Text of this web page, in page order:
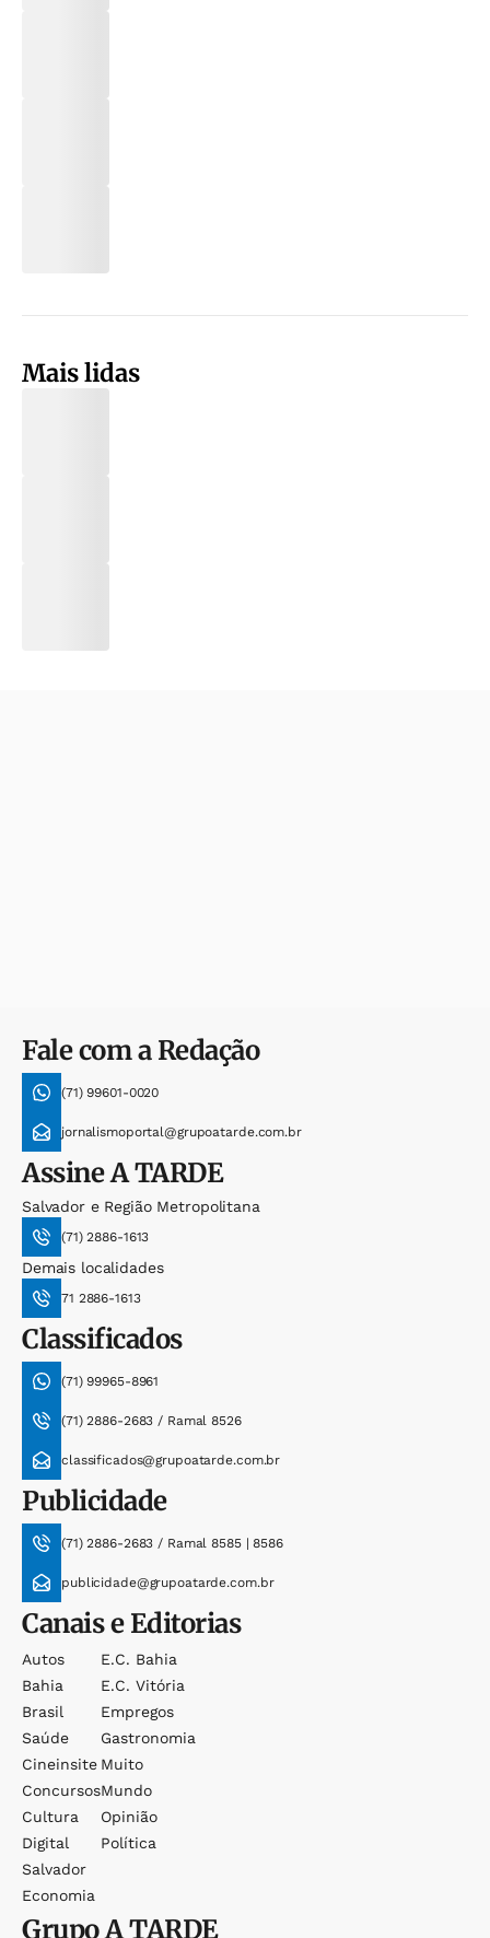
Mais lidas
Fale com a Redação
(71) 99601-0020
jornalismoportal@grupoatarde.com.br
AssineA TARDE
Salvador e Região Metropolitana
(71) 2886-1613
Demais localidades
71 2886-1613
Classificados
(71) 99965-8961
(71) 2886-2683 / Ramal 8526
classificados@grupoatarde.com.br
Publicidade
(71) 2886-2683 / Ramal 8585 | 8586
publicidade@grupoatarde.com.br
Canais e Editorias
Autos
Bahia
Brasil
Saúde
Cineinsite
Concursos
Cultura
Digital
Salvador
Economia
E.c. Bahia
E.c. Vitória
Empregos
Gastronomia
Muito
Mundo
Opinião
Política
GrupoA TARDE